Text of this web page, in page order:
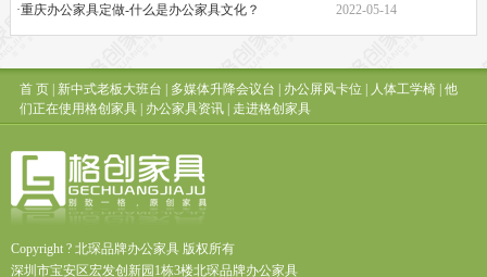
·重庆办公家具定做-什么是办公家具文化？
2022-05-14
首 页| 新中式老板大班台 | 多媒体升降会议台 | 办公屏风卡位 | 人体工学椅| 他
们正在使用格创家具| 办公家具资讯| 走进格创家具
Copyright ? 北琛品牌办公家具 版权所有
深圳市宝安区宏发创新园1栋3楼北琛品牌办公家具